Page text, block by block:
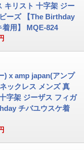
キリスト 十字架 ジー
ーズ 【The Birthday
用】 MQE-824
) x amp japan(アンプ
ックレス メンズ 真
字架 ジーザス フィガ
チバユウスケ着